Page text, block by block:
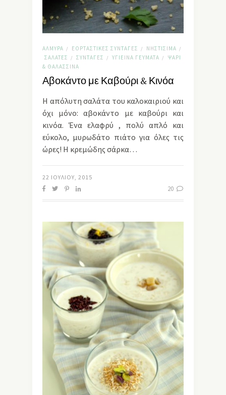
ΑΛΜΥΡΆ / ΕΟΡΤΑΣΤΙΚΈΣ ΣΥΝΤΑΓΈΣ / ΝΗΣΤΊΣΙΜΑ /
ΣΑΛΆΤΕΣ / ΣΥΝΤΑΓΈΣ / ΥΓΙΕΙΝΆ ΓΕΎΜΑΤΑ /
ΨΆΡΙ
& ΘΑΛΑΣΣΙΝΆ
Αβοκάντο με Καβούρι & Κινόα
Η απόλυτη σαλάτα του καλοκαιριού και
όχι μόνο: αβοκάντο με καβούρι και
κινόα. Ένα ελαφρύ , πολύ απλό και
εύκολο, μυρωδάτο πιάτο για όλες τις
ώρες! Η κρεμώδης σάρκα…
22 ΙΟΥΛΊΟΥ, 2015
20